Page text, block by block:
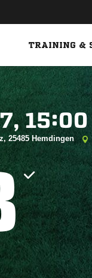
TRAINING &

25485 Hemdingen